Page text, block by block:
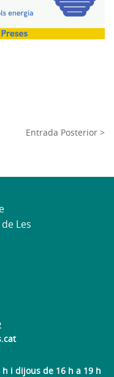
Entrada Posterior >
i dijous de 16 h a 19 h
Les